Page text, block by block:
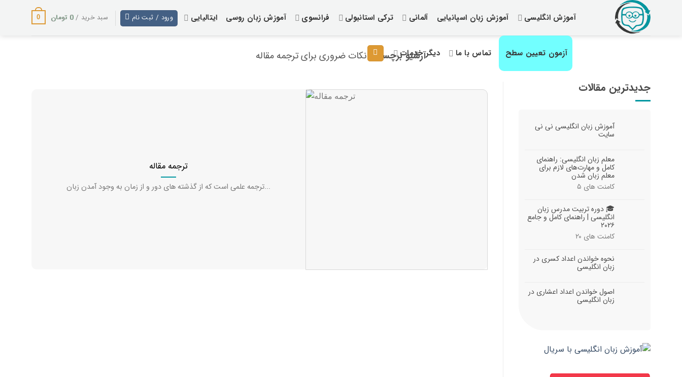
آموزش انگلیسی آموزش زبان اسپانیایی آلمانی ترکی استانبولی فرانسوی آموزش زبان روسی ایتالیایی
آزمون تعیین سطح تماس با ما دیگر خدمات
ورود / ثبت نام سبد خرید /0 تومان 0
آرشیو برچسب:نکات ضروری برای ترجمه مقاله
جدیدترین مقالات
آموزش زبان انگلیسی نی نی
سایت
معلم زبان انگلیسی: راهنمای
کامل و مهارت‌های لازم برای
معلم زبان شدن
کامنت های ۵
🎓 دوره تربیت مدرس زبان
انگلیسی | راهنمای کامل و جامع
۲۰۲۶
کامنت های ۲۰
نحوه خواندن اعداد کسری در
زبان انگلیسی
اصول خواندن اعداد اعشاری در
زبان انگلیسی
ترجمه مقاله
ترجمه علمی است که از گذشته‌ های دور و از زمان به وجود آمدن زبان...